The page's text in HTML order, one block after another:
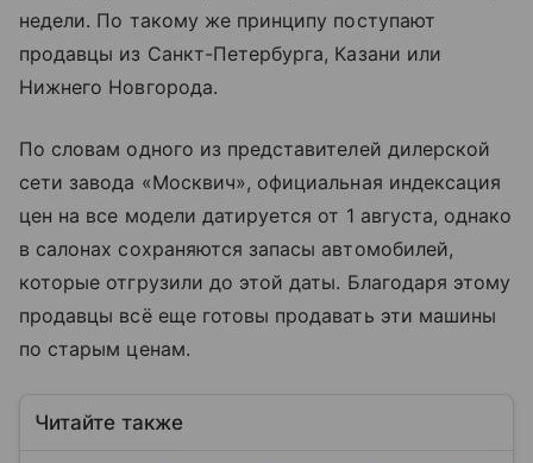
недели. По такому же принципу поступают
продавцы из Санкт-Петербурга, Казани или
Нижнего Новгорода.
По словам одного из представителей дилерской
сети завода «Москвич», официальная индексация
цен на все модели датируется от 1 августа, однако
в салонах сохраняются запасы автомобилей,
которые отгрузили до этой даты. Благодаря этому
продавцы всё еще готовы продавать эти машины
по старым ценам.
Читайте также